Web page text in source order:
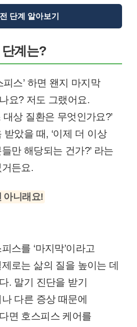
단계 알아보기
계는?
피스’ 하면 왠지 마지막
요? 저도 그랬어요.
대상 질환은 무엇인가요?’
았을 때, ‘이제 더 이상
만 해당되는 건가?’ 라는
든요.
아니래요!
스를 ‘마지막’이라고
로는 삶의 질을 높이는 데
. 말기 진단을 받기
다른 증상 때문에
면 호스피스 케어를